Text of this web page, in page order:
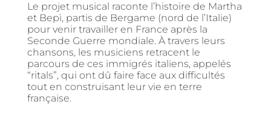
Le projet musical raconte l’histoire de Martha
et Bepì, partis de Bergame (nord de l’Italie)
pour venir travailler en France après la
Seconde Guerre mondiale. À travers leurs
chansons, les musiciens retracent le
parcours de ces immigrés italiens, appelés
“ritals”, qui ont dû faire face aux difficultés
tout en construisant leur vie en terre
française.